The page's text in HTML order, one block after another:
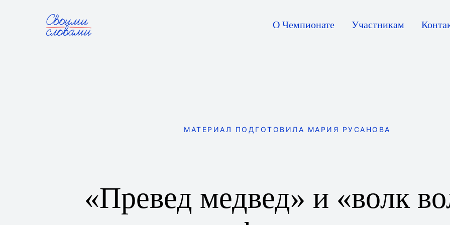
О Чемпионате Участникам
МАТЕРИАЛ ПОДГОТОВИЛА МАРИЯ РУСАНОВА
«Превед медвед» и «волк